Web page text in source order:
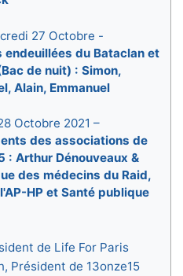
27 Octobre -
du Bataclan et
de nuit) : Simon,
Alain, Emmanuel
Octobre 2021 –
des associations de
: Arthur Dénouveaux &
des médecins du Raid,
HP et Santé publique
de Life For Paris
Président de 13onze15